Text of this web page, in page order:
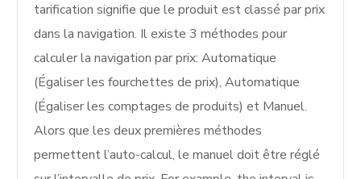
tarification signifie que le produit est classé par prix
dans la navigation. Il existe 3 méthodes pour
calculer la navigation par prix: Automatique
(Égaliser les fourchettes de prix), Automatique
(Égaliser les comptages de produits) et Manuel.
Alors que les deux premières méthodes
permettent l’auto-calcul, le manuel doit être réglé